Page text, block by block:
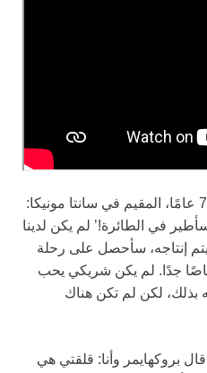
يتذكر الرجل البالغ من العمر 76 عامًا، المقيم في سانتا مونيكا:
في الطائرة!’ لم يكن لدينا
إنتاجه، سأحصل على رحلة
خاصًا جدًا. لم يكن شريكي يحب
بذلك، لكن لم تكن هناك
بروكهايمر وأنا: قلقتي هي